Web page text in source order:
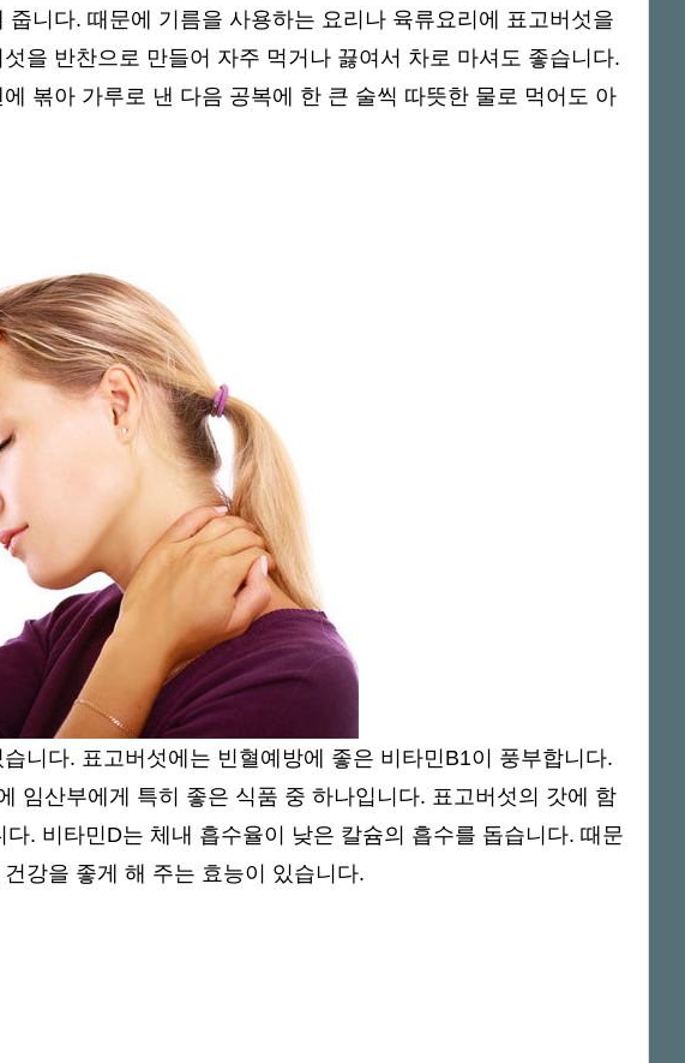
니다. 때문에 기름을 사용하는 요리나 육류요리에 표고버섯을
을 반찬으로 만들어 자주 먹거나 끓여서 차로 마셔도 좋습니다.
볶아 가루로 낸 다음 공복에 한 큰 술씩 따뜻한 물로 먹어도 아
니다. 표고버섯에는 빈혈예방에 좋은 비타민B1이 풍부합니다.
임산부에게 특히 좋은 식품 중 하나입니다. 표고버섯의 갓에 함
. 비타민D는 체내 흡수율이 낮은 칼슘의 흡수를 돕습니다. 때문
강을 좋게 해 주는 효능이 있습니다.